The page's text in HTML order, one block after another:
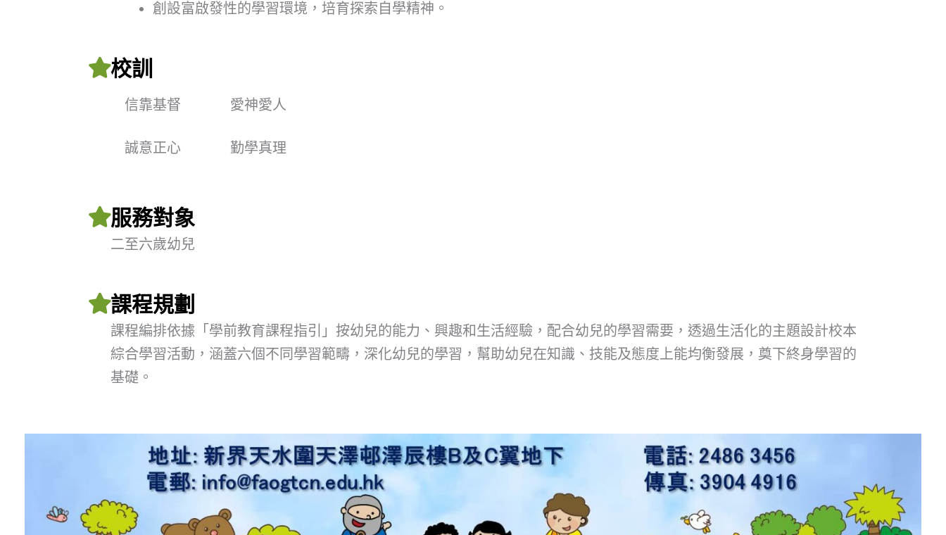
創設富啟發性的學習環境，培育探索自學精神。
校訓
信靠基督 愛神愛人
誠意正心 勤學真理
服務對象
二至六歲幼兒
課程規劃
課程編排依據「學前教育課程指引」按幼兒的能力、興趣和生活經驗，配合幼兒的學習需要，透過生活化的主題設計校本
綜合學習活動，涵蓋六個不同學習範疇，深化幼兒的學習，幫助幼兒在知識、技能及態度上能均衡發展，奠下終身學習的
基礎。